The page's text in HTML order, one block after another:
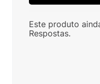
Este produto
Respostas.